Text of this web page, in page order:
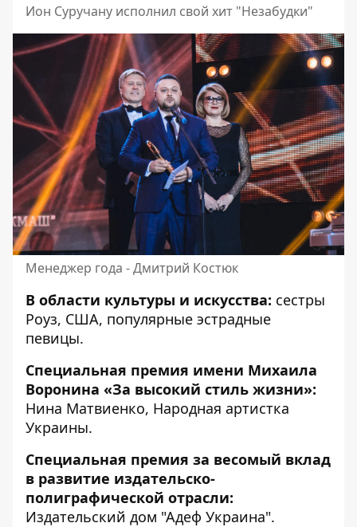
Ион Суручану исполнил свой хит "Незабудки"
Менеджер года - Дмитрий Костюк
В области культуры и искусства: сестры
Роуз, США, популярные эстрадные
певицы.
Специальная премия имени Михаила
Воронина «За высокий стиль жизни»:
Нина Матвиенко, Народная артистка
Украины.
Специальная премия за весомый вклад
в развитие издательско-
полиграфической отрасли:
Издательский дом "Адеф Украина".